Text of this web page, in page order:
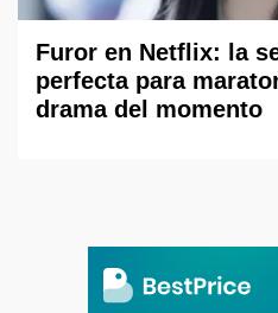
Furor en Netflix: la
perfecta para
drama del momento